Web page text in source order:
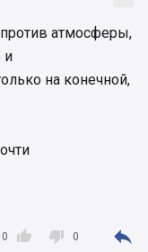
атмосферы,
и
на конечной,

0  0 